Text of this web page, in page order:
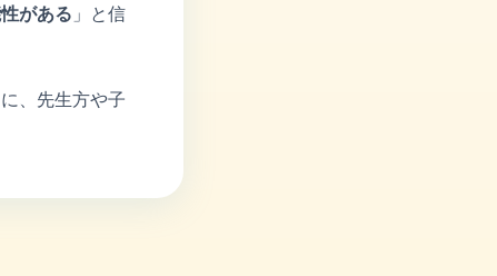
がある 」と信
、先生方や子